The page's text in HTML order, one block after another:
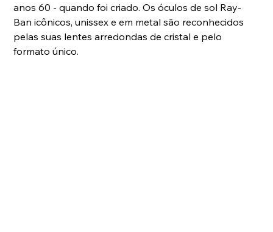
anos 60 - quando foi criado. Os óculos de sol Ray-
Ban icônicos, unissex e em metal são reconhecidos
pelas suas lentes arredondas de cristal e pelo
formato único.